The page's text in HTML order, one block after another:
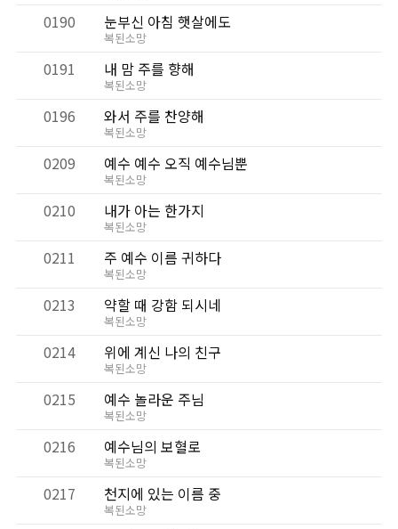
0190 눈부신 아침 햇살에도
복된소망
0191 내 맘 주를 향해
복된소망
0196 와서 주를 찬양해
복된소망
0209 예수 예수 오직 예수님뿐
복된소망
0210 내가 아는 한가지
복된소망
0211 주 예수 이름 귀하다
복된소망
0213 약할 때 강함 되시네
복된소망
0214 위에 계신 나의 친구
복된소망
0215 예수 놀라운 주님
복된소망
0216 예수님의 보혈로
복된소망
0217 천지에 있는 이름 중
복된소망